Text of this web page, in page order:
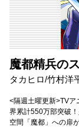
魔都精兵の
タカヒロ/竹村洋
<隔週土曜更新>TV
界累計550万部突破
空間「魔都」への扉